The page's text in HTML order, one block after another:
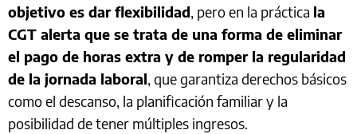
objetivo es dar flexibilidad, pero en la práctica la
CGT alerta que se trata de una forma de eliminar
el pago de horas extra y de romper la regularidad
de la jornada laboral, que garantiza derechos básicos
como el descanso, la planificación familiar y la
posibilidad de tener múltiples ingresos.